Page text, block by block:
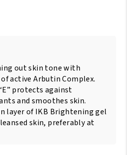
out skin tone with
active Arbutin Complex.
protects against
and smoothes skin.
layer of IKB Brightening gel
skin, preferably at